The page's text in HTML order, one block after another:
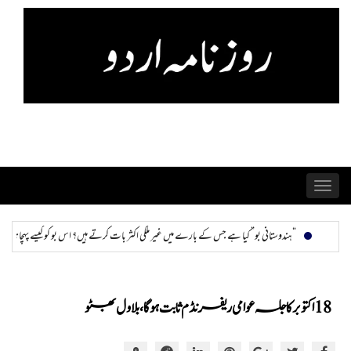
Skip
Toggle
navigation
ہے جس کے بارے میں غیر ملکی اکثر بات کرتے ہیں؟ اس بو کو کیسے پہچانا جا سکتا ہے اور ختم کیا جا سکتا ہے؟
18 اکتوبر کا جلسہ عوامی ریفرنڈم ثابت ہوگا، بلاول بھٹو